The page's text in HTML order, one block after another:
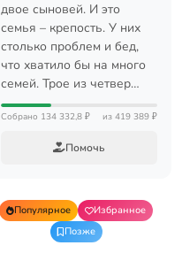
двое сыновей. И это
семья – крепость. У них
столько проблем и бед,
что хватило бы на много
семей. Трое из четвер…
Собрано 134 332,8 ₽ из 419 389 ₽
Помочь
Популярное
Избранное
Позже